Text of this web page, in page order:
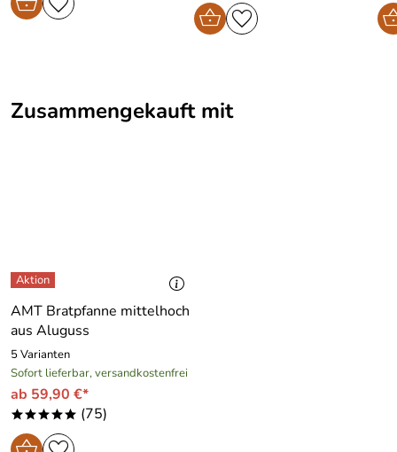
Zusammengekauft mit
AMT Bratpfanne mittelhoch
aus Aluguss
5 Varianten
Sofort lieferbar, versandkostenfrei
ab 59,90 €*
***** (75)